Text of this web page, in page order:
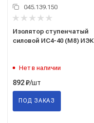
045.139.150
Изолятор ступенчатый
силовой ИС4-40 (М8) ИЭК
Нет в наличии
892₽/шт
ПОД ЗАКАЗ